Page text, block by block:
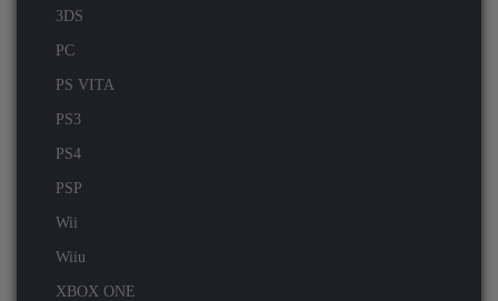
3DS
PC
PS VITA
PS3
PS4
PSP
Wii
Wiiu
XBOX ONE